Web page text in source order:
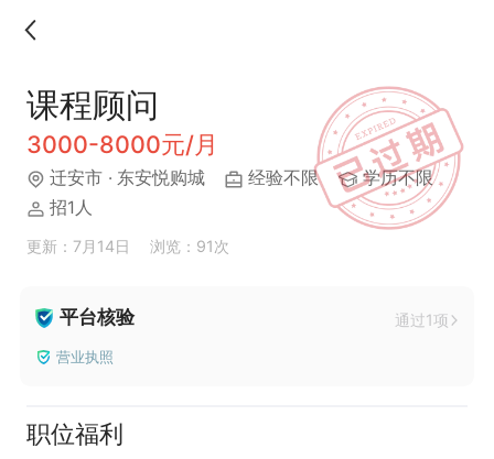
课程顾问
3000-8000元/月
迁安市 · 东安悦购城 经验不限
学历不限
招1人
更新：7月14日 浏览：91次
平台核验 通过1项
营业执照
职位福利